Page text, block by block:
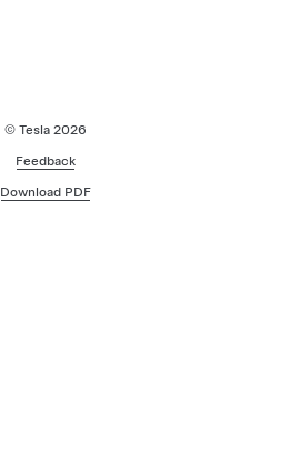
© Tesla 2026
Feedback
Download PDF